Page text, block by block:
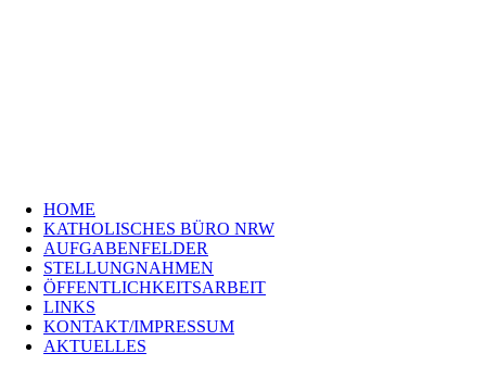
KONTAKT/IMPRESSUM
Bistum
Aachen
Bistum
Essen
Erzbistum
Köln
Bistum
Münster
überspringen
HOME
KATHOLISCHES BÜRO NRW
AUFGABENFELDER
STELLUNGNAHMEN
ÖFFENTLICHKEITSARBEIT
LINKS
KONTAKT/IMPRESSUM
AKTUELLES